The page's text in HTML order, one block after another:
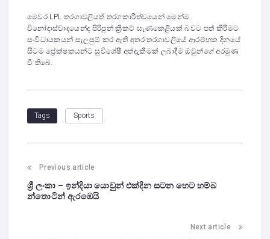
මෙවර LPL තරගාවලියත් තරගකාරීත්වයෙන් මෙන්ම
විනෝදාස්වාදයෙන්ද පිරිපුන් ක්‍රිකට් සැණකෙළියක් බවට පත් කිරීමට
සංවිධායකයන් සැලසුම් කර ඇති අතර තරගාවලියේ ආරම්භක දිනයේ
සිටම ප්‍රේක්ෂකයන්ට සුවිශේෂී අත්දැකීමක් ලබාදීම ඔවුන්ගේ අරමුණ
වී තිබේ.
Tags Sports
Previous article
ශ්‍රී ලංකා – ඉන්දියා යොවුන් එක්දින සටන හෙට හම්බ
න්තොටින් ඇරඹෙයි
Next article